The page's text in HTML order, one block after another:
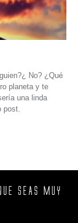
No? ¿Qué
planeta y te
una linda
post.
SEAS MUY